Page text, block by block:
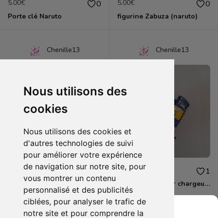
Nous utilisons des
cookies
Nous utilisons des cookies et
d'autres technologies de suivi
pour améliorer votre expérience
de navigation sur notre site, pour
vous montrer un contenu
personnalisé et des publicités
ciblées, pour analyser le trafic de
notre site et pour comprendre la
5.00€ 0
Porte clé Naruto
5.00€ 0
figurine Zabuza (naruto)
Chenille13
1.50€ 0
Lot de 2 magnets BAKUGAN
Chenille13
10.00€ 1
Skylanders Super chargeur Higt volt